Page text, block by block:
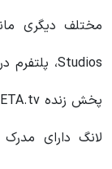
پخش زنده dApp THETA.tv را با هم راه‌اندازی کرده است.
لانگ دارای